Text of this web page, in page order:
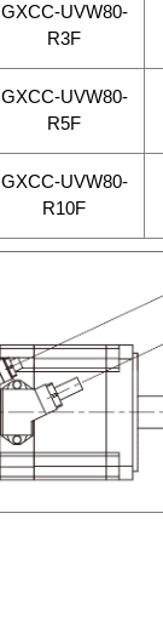
GXCC-UVW80-
R3F
GXCC-UVW80-
R5F
GXCC-UVW80-
R10F